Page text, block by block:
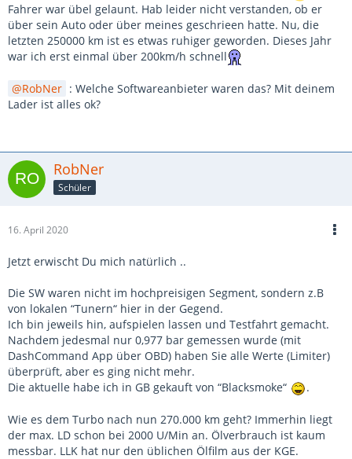
Fahrer war übel gelaunt. Hab leider nicht verstanden, ob er
über sein Auto oder über meines geschrieen hatte. Nu, die
letzten 250000 km ist es etwas ruhiger geworden. Dieses Jahr
war ich erst einmal über 200km/h schnell
RobNer : Welche Softwareanbieter waren das? Mit deinem
Lader ist alles ok?
RobNer
Schüler
16. April 2020
Jetzt erwischt Du mich natürlich ..
Die SW waren nicht im hochpreisigen Segment, sondern z.B
von lokalen “Tunern“ hier in der Gegend.
Ich bin jeweils hin, aufspielen lassen und Testfahrt gemacht.
Nachdem jedesmal nur 0,977 bar gemessen wurde (mit
DashCommand App über OBD) haben Sie alle Werte (Limiter)
überprüft, aber es ging nicht mehr.
Die aktuelle habe ich in GB gekauft von “Blacksmoke“
.
Wie es dem Turbo nach nun 270.000 km geht? Immerhin liegt
der max. LD schon bei 2000 U/Min an. Ölverbrauch ist kaum
messbar. LLK hat nur den üblichen Ölfilm aus der KGE.